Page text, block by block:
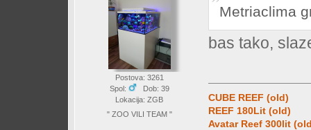
Postova: 3261
Spol:
Dob: 39
Lokacija: ZGB
" ZOO VILI TEAM "
Metriaclima
bas tako,
CUBE REEF (old)
REEF 180Lit (old)
Avatar Reef 300lit